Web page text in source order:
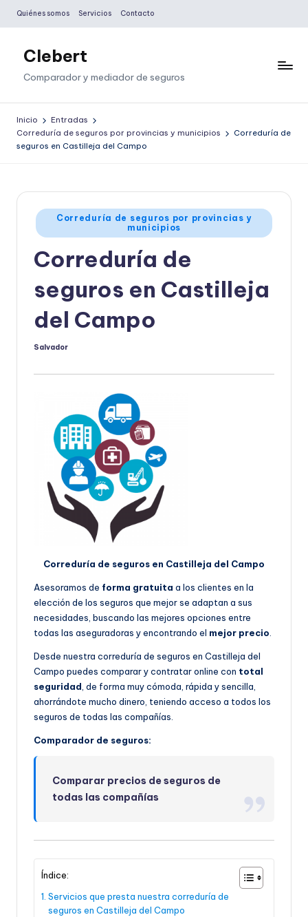
Saltar
contenido
Quiénes somos Servicios Contacto
Clebert
Comparador y mediador de seguros
Inicio
Entradas
Correduría de seguros por provincias y municipios
Correduría de
seguros en Castilleja del Campo
Publicado
en
Correduría de seguros por provincias y
municipios
Correduría de
seguros en Castilleja
del Campo
Publicado
Salvador
Correduría de seguros en Castilleja del Campo
Asesoramos de forma gratuita a los clientes en la
elección de los seguros que mejor se adaptan a sus
necesidades, buscando las mejores opciones entre
todas las aseguradoras y encontrando el mejor precio.
Desde nuestra correduría de seguros en Castilleja del
Campo puedes comparar y contratar online con total
seguridad, de forma muy cómoda, rápida y sencilla,
ahorrándote mucho dinero, teniendo acceso a todos los
seguros de todas las compañías.
Comparador de seguros:
Comparar precios de seguros de
todas las compañías
Índice:
Servicios que presta nuestra correduría de
seguros en Castilleja del Campo